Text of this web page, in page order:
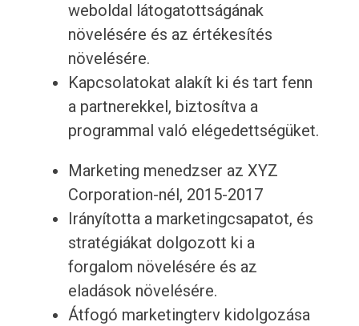
weboldal látogatottságának
növelésére és az értékesítés
növelésére.
Kapcsolatokat alakít ki és tart fenn
a partnerekkel, biztosítva a
programmal való elégedettségüket.
Marketing menedzser az XYZ
Corporation-nél, 2015-2017
Irányította a marketingcsapatot, és
stratégiákat dolgozott ki a
forgalom növelésére és az
eladások növelésére.
Átfogó marketingterv kidolgozása